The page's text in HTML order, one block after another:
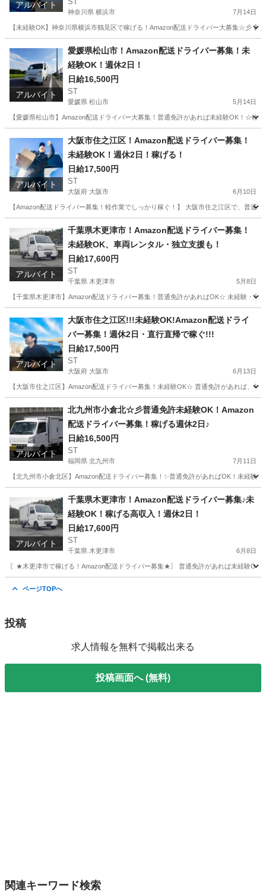
アルバイト
神奈川県 横浜市 7月14日
【未経験OK】神奈川県横浜市鶴見区で稼げる！Amazon配送ドライバー大募集☆彡
ドライバー
アルバイト
愛媛県松山市！Amazon配送ドライバー募集！未
経験OK！週休2日！
日給16,500円
ST
愛媛県 松山市 5月14日
【愛媛県松山市】Amazon配送ドライバー大募集！普通免許があれば未経験OK！☆
ドライバー Amazon
アルバイト
大阪市住之江区！Amazon配送ドライバー募集！
未経験OK！週休2日！稼げる！
日給17,500円
ST
大阪府 大阪市 6月10日
【Amazon配送ドライバー募集！軽作業でしっかり稼ぐ！】 大阪市住之江区で、普
ドライバー Amazon
アルバイト
千葉県木更津市！Amazon配送ドライバー募集！
未経験OK、車両レンタル・独立支援も！
日給17,600円
ST
千葉県 木更津市 5月8日
【千葉県木更津市】Amazon配送ドライバー募集！普通免許があればOK☆ 未経験・
ドライバー Amazon
アルバイト
大阪市住之江区!!!未経験OK!Amazon配送ドライ
バー募集！週休2日・直行直帰で稼ぐ!!!
日給17,500円
ST
大阪府 大阪市 6月13日
【大阪市住之江区】Amazon配送ドライバー募集！未経験OK☆ 普通免許があれば、
ドライバー Amazon
アルバイト
北九州市小倉北☆彡普通免許未経験OK！Amazon
配送ドライバー募集！稼げる週休2日♪
日給16,500円
ST
福岡県 北九州市 7月11日
【北九州市小倉北区】Amazon配送ドライバー募集！✨普通免許があればOK！未経
ドライバー Amazon
アルバイト
千葉県木更津市！Amazon配送ドライバー募集♪未
経験OK！稼げる高収入！週休2日！
日給17,600円
ST
千葉県 木更津市 6月8日
〖★木更津市で稼げる！Amazon配送ドライバー募集★〗 普通免許があれば未経験OK
ページTOPへ
投稿
求人情報を無料で掲載出来る
投稿画面へ (無料)
関連キーワード検索